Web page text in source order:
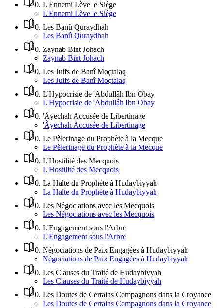
0. L'Ennemi Lève le Siège
L'Ennemi Lève le Siège
0. Les Banû Quraydhah
Les Banû Quraydhah
0. Zaynab Bint Johach
Zaynab Bint Johach
0. Les Juifs de Banî Moçtalaq
Les Juifs de Banî Moçtalaq
0. L'Hypocrisie de 'Abdullâh Ibn Obay
L'Hypocrisie de 'Abdullâh Ibn Obay
0. 'Âyechah Accusée de Libertinage
'Âyechah Accusée de Libertinage
0. Le Pèlerinage du Prophète à la Mecque
Le Pèlerinage du Prophète à la Mecque
0. L'Hostilité des Mecquois
L'Hostilité des Mecquois
0. La Halte du Prophète à Hudaybiyyah
La Halte du Prophète à Hudaybiyyah
0. Les Négociations avec les Mecquois
Les Négociations avec les Mecquois
0. L'Engagement sous l'Arbre
L'Engagement sous l'Arbre
0. Négociations de Paix Engagées à Hudaybiyyah
Négociations de Paix Engagées à Hudaybiyyah
0. Les Clauses du Traité de Hudaybiyyah
Les Clauses du Traité de Hudaybiyyah
0. Les Doutes de Certains Compagnons dans la Croyance
Les Doutes de Certains Compagnons dans la Croyance